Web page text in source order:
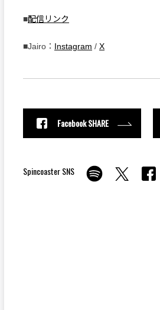
■配信リンク
■Jairo： Instagram / X
Facebook SHARE
Spincoaster SNS